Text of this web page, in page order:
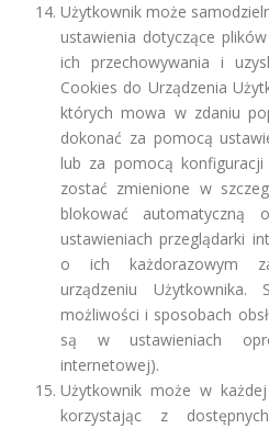
Użytkownik może
ustawienia dotyczące
ich przechowywania i
Cookies do Urządzenia
których mowa w zdaniu
dokonać za pomocą
lub za pomocą
zostać zmienione w
blokować automatyczną
ustawieniach przeglądarki
o ich każdorazowym
urządzeniu Użytkownika.
możliwości i sposobach
są w ustawieniach
internetowej).
Użytkownik może w
korzystając z